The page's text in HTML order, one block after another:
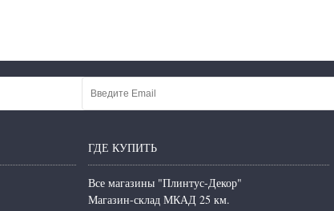
ГДЕ КУПИТЬ
Все магазины "Плинтус-Декор"
Магазин-склад МКАД 25 км.